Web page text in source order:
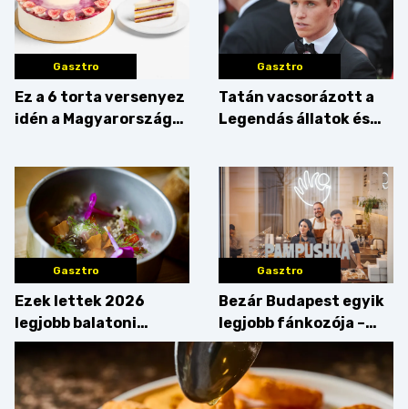
Gasztro
Ez a 6 torta versenyez
idén a Magyarország
Gasztro
Tatán vacsorázott a
Legendás állatok és
Gasztro
Ezek lettek 2026
legjobb balatoni
strandételei –
végigkóstoltuk a
győzteseket
Gasztro
Bezár Budapest egyik
legjobb fánkozója –
búcsúzik a Pampushka